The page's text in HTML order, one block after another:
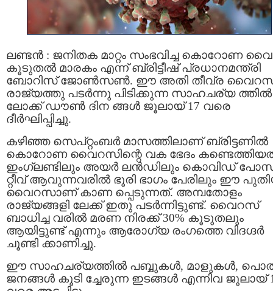
ലണ്ടൻ : ജനിതക മാറ്റം സംഭവിച്ച കൊറോണ
കൂടുതൽ മാരകം എന്ന് ബ്രിട്ടീഷ് പ്രധാനമന്ത്രി
ബോറിസ് ജോൺസൺ. ഈ അതി തീവ്ര
രാജ്യത്തു പടർന്നു പിടിക്കുന്ന സാഹചര്യ ത്തില്‍
ലോക്ക് ഡൗണ്‍ ദിന ങ്ങള്‍ ജൂലായ് 17 വരെ
ദീര്‍ഘിപ്പിച്ചു.
കഴിഞ്ഞ സെപ്റ്റംബര്‍ മാസത്തിലാണ് ബ്രിട്ടണില്‍
കൊറോണ വൈറസിന്റെ വക ഭേദം
ഇംഗ്ലണ്ടിലും അയർ ലൻഡിലും കൊവിഡ്
റ്റീവ് ആവുന്നവരിൽ ഭൂരി ഭാഗം പേരിലും ഈ
വൈറസാണ് കാണ പ്പെടുന്നത്. അമ്പതോളം
രാജ്യങ്ങളി ലേക്ക് ഇതു പടർന്നിട്ടുണ്ട്. വൈറസ്
ബാധിച്ച വരിൽ മരണ നിരക്ക് 30% കൂടുതലും
ആയിട്ടുണ്ട് എന്നും ആരോഗ്യ രംഗത്തെ വിദഗ്ദര്‍
ചൂണ്ടി ക്കാണിച്ചു.
ഈ സാഹചര്യത്തില്‍ പബ്ബുകൾ, മാളുകള്‍,
ജനങ്ങൾ കൂടി ച്ചേരുന്ന ഇടങ്ങള്‍ എന്നിവ ജൂലായ്